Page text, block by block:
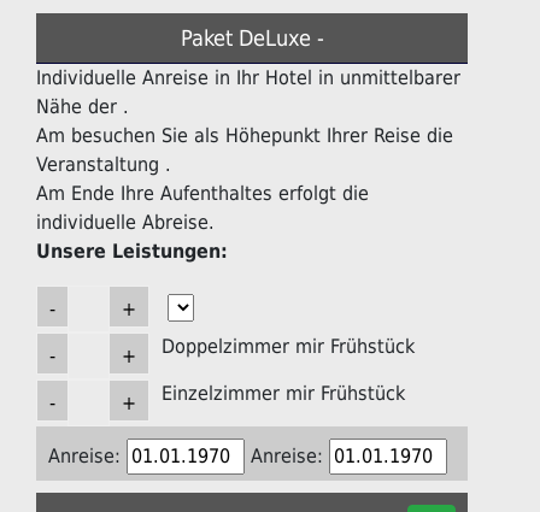
Paket DeLuxe -
Individuelle Anreise in Ihr Hotel in unmittelbarer
Nähe der .
Am besuchen Sie als Höhepunkt Ihrer Reise die
Veranstaltung .
Am Ende Ihre Aufenthaltes erfolgt die
individuelle Abreise.
Unsere Leistungen:
Doppelzimmer mir Frühstück
Einzelzimmer mir Frühstück
Anreise: Anreise: